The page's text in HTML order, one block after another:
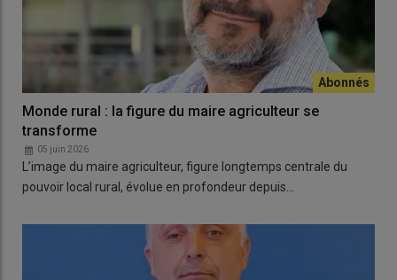
Monde rural : la figure du maire agriculteur se
transforme
05 juin 2026
L’image du maire agriculteur, figure longtemps centrale du
pouvoir local rural, évolue en profondeur depuis…